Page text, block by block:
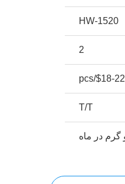
HW-1520
2
$18-22/pcs
T/T